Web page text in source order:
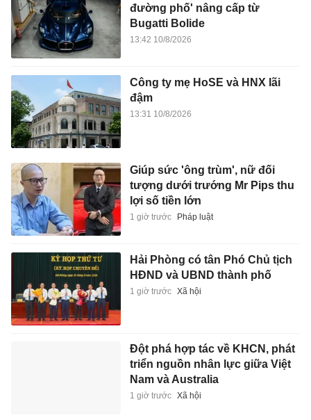
đường phố' nâng cấp từ
Bugatti Bolide
13:42 10/8/2026
Công ty mẹ HoSE và HNX lãi
đậm
13:31 10/8/2026
Giúp sức 'ông trùm', nữ đối
tượng dưới trướng Mr Pips thu
lợi số tiền lớn
1 giờ trước Pháp luật
Hải Phòng có tân Phó Chủ tịch
HĐND và UBND thành phố
1 giờ trước Xã hội
Đột phá hợp tác về KHCN, phát
triển nguồn nhân lực giữa Việt
Nam và Australia
1 giờ trước Xã hội